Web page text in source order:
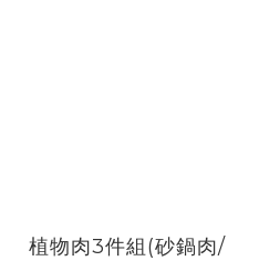
植物肉3件組(砂鍋肉/